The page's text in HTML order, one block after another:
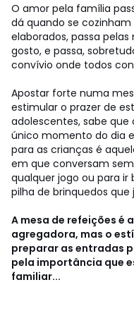
O amor pela família
dá quando se
elaborados, passa
gosto, e passa,
convívio onde todos
Apostar forte numa
estimular o prazer de
adolescentes, sabe que
único momento do dia
para as crianças é
em que conversam
qualquer jogo ou para
pilha de brinquedos
A mesa de refeições é
agregadora, mas o
preparar as entradas
pela importância que
familiar...